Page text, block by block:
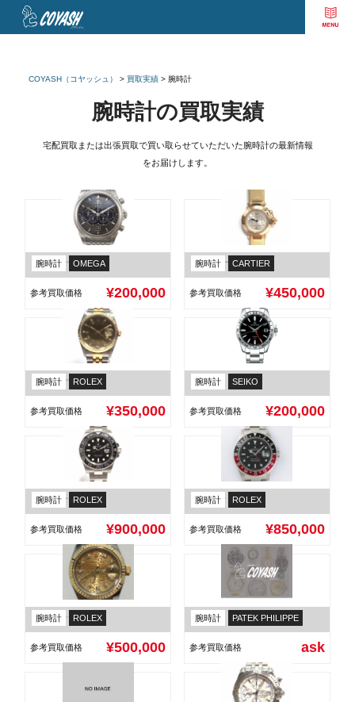
COYASH（コヤッシュ） > 買取実績> 腕時計
腕時計の買取実績
宅配買取または出張買取で買い取らせていただいた腕時計の最新情報
をお届けします。
腕時計 OMEGA
参考買取価格 ¥200,000
腕時計 CARTIER
参考買取価格 ¥450,000
腕時計 ROLEX
参考買取価格 ¥350,000
腕時計 SEIKO
参考買取価格 ¥200,000
腕時計 ROLEX
参考買取価格 ¥900,000
腕時計 ROLEX
参考買取価格 ¥850,000
腕時計 ROLEX
参考買取価格 ¥500,000
腕時計 PATEK PHILIPPE
参考買取価格 ask